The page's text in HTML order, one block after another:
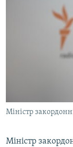
ВСЕ ЗА ДЕНЬ
СПЕЦПРОЕКТИ
УКРАЇНСЬКА
ІНФОГРАФІКА
ЯК ОБІЙТИ
ДОЛУЧАЙСЯ!
Міністр
Міністр